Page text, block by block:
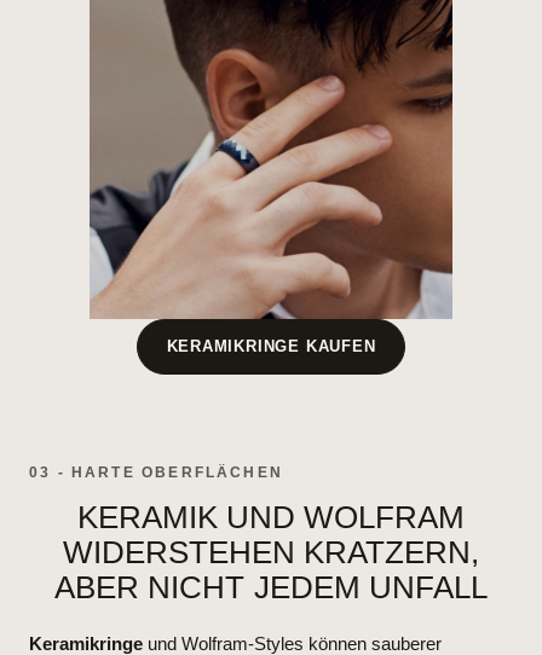
KERAMIKRINGE KAUFEN
03 - HARTE OBERFLÄCHEN
KERAMIK UND WOLFRAM
WIDERSTEHEN KRATZERN,
ABER NICHT JEDEM UNFALL
Keramikringe und Wolfram-Styles können sauberer